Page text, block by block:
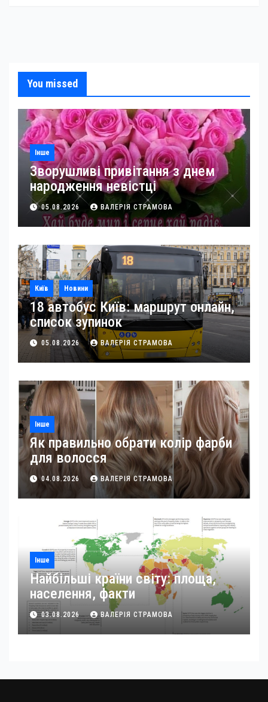
You missed
Інше
Зворушливі привітання з днем
народження невістці
05.08.2026 ВАЛЕРІЯ СТРАМОВА
Київ Новини
18 автобус Київ: маршрут онлайн,
список зупинок
05.08.2026 ВАЛЕРІЯ СТРАМОВА
Інше
Як правильно обрати колір фарби
для волосся
04.08.2026 ВАЛЕРІЯ СТРАМОВА
Інше
Найбільші країни світу: площа,
населення, факти
03.08.2026 ВАЛЕРІЯ СТРАМОВА